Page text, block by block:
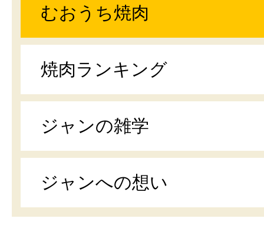
むおうち焼肉
焼肉ランキング
ジャンの雑学
ジャンへの想い